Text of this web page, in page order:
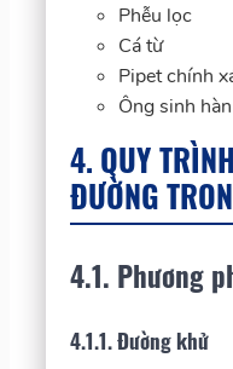
Phễu lọc
Cá từ
Pipet chính
Ông sinh
4. QUY
ĐƯỜNG
4.1. Phương
4.1.1. Đường khử